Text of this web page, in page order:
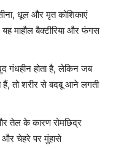
धूल और मृत कोशिकाएं
माहौल बैक्टीरिया और फंगस
गंधहीन होता है, लेकिन जब
हैं, तो शरीर से बदबू आने लगती
तेल के कारण रोमछिद्र
और चेहरे पर मुंहासे